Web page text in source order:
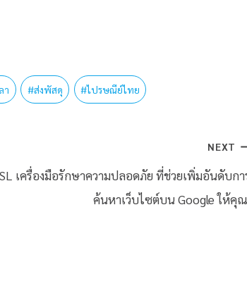
า #ส่งพัสดุ #ไปรษณีย์ไทย
NEXT
เครื่องมือรักษาความปลอดภัย ที่ช่วยเพิ่มอันดับกา
ค้นหาเว็บไซต์บน Google ให้คุ